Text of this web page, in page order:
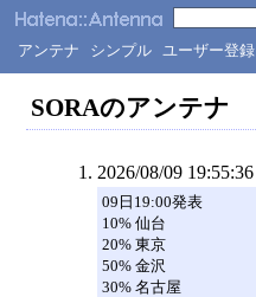
アンテナ シンプル ユーザー登録
SORAのアンテナ
2026/08/09 19:55:36
09日19:00発表
10% 仙台
20% 東京
50% 金沢
30% 名古屋